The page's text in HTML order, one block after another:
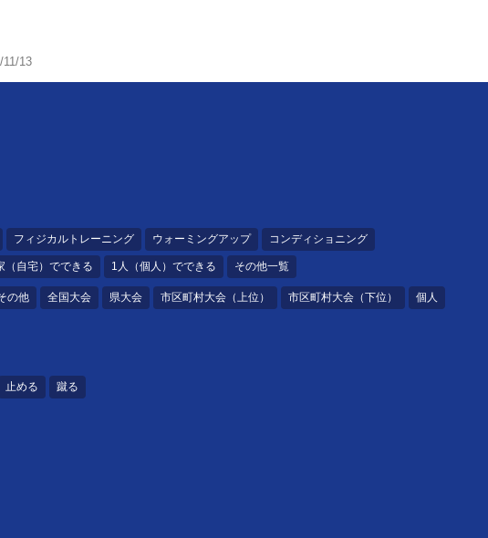
11/13
フィジカルトレーニング ウォーミングアップ コンディショニング
（自宅）でできる 1人（個人）でできる その他一覧
の他 全国大会 県大会 市区町村大会（上位） 市区町村大会（下位） 個人
止める 蹴る